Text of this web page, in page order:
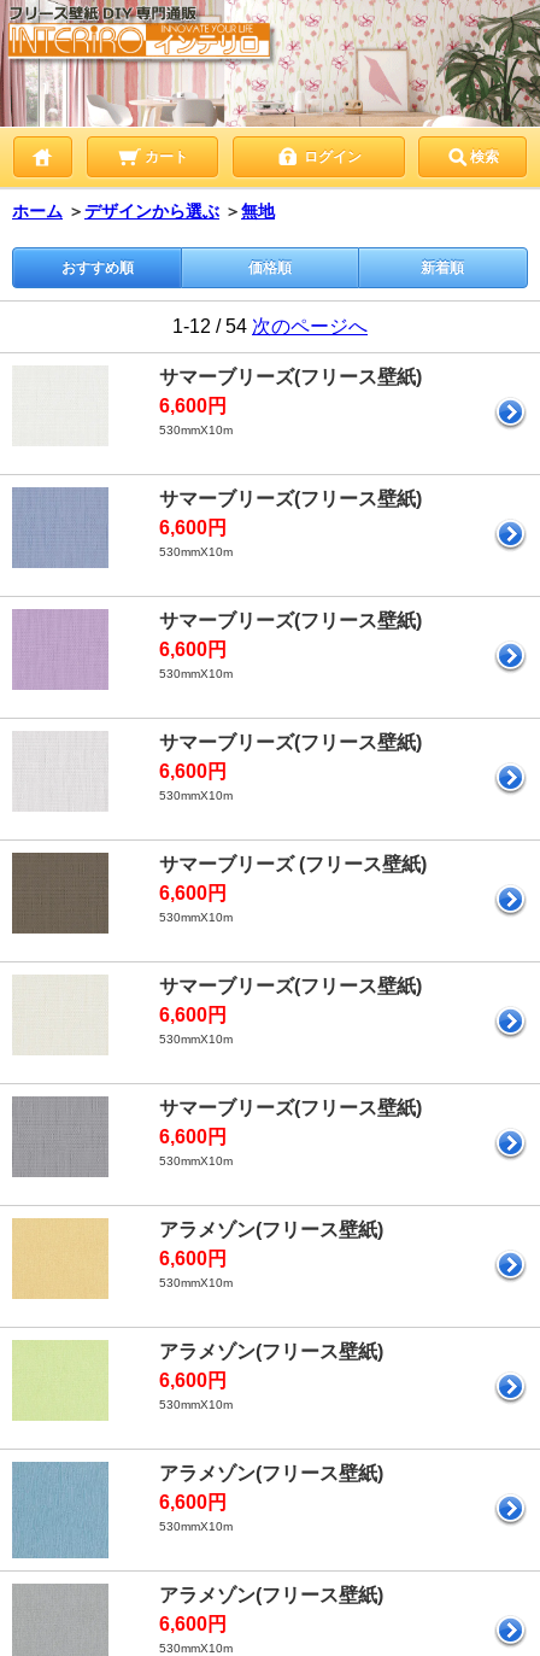
カート ログイン 検索
ホーム ＞デザインから選ぶ ＞無地
おすすめ順 価格順 新着順
1-12 / 54 次のページへ
サマーブリーズ(フリース壁紙)
6,600円
530mmX10m
サマーブリーズ(フリース壁紙)
6,600円
530mmX10m
サマーブリーズ(フリース壁紙)
6,600円
530mmX10m
サマーブリーズ(フリース壁紙)
6,600円
530mmX10m
サマーブリーズ (フリース壁紙)
6,600円
530mmX10m
サマーブリーズ(フリース壁紙)
6,600円
530mmX10m
サマーブリーズ(フリース壁紙)
6,600円
530mmX10m
アラメゾン(フリース壁紙)
6,600円
530mmX10m
アラメゾン(フリース壁紙)
6,600円
530mmX10m
アラメゾン(フリース壁紙)
6,600円
530mmX10m
アラメゾン(フリース壁紙)
6,600円
530mmX10m